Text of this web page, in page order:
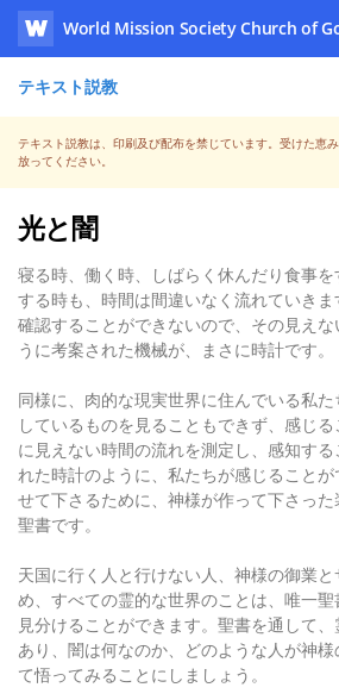
WATV
World Mission Society Church of
テキスト説教
テキスト説教は、印刷及び配布を禁じています。受けた恵
放ってください。
光と闇
寝る時、働く時、しばらく休んだり食事
する時も、時間は間違いなく流れていき
確認することができないので、その見え
うに考案された機械が、まさに時計です。
同様に、肉的な現実世界に住んでいる私
しているものを見ることもできず、感じ
に見えない時間の流れを測定し、感知す
れた時計のように、私たちが感じること
せて下さるために、神様が作って下さった
聖書です。
天国に行く人と行けない人、神様の御業
め、すべての霊的な世界のことは、唯一聖
見分けることができます。聖書を通して
あり、闇は何なのか、どのような人が神
て悟ってみることにしましょう。